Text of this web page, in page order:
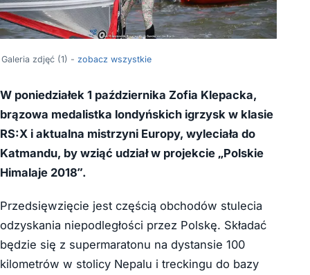
Galeria zdjęć (1) - zobacz wszystkie
W poniedziałek 1 października Zofia Klepacka,
brązowa medalistka londyńskich igrzysk w klasie
RS:X i aktualna mistrzyni Europy, wyleciała do
Katmandu, by wziąć udział w projekcie „Polskie
Himalaje 2018”.
Przedsięwzięcie jest częścią obchodów stulecia
odzyskania niepodległości przez Polskę. Składać
będzie się z supermaratonu na dystansie 100
kilometrów w stolicy Nepalu i treckingu do bazy